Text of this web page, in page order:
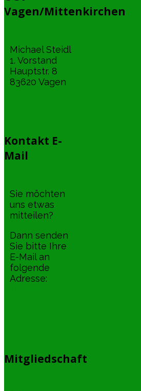
Vagen/Mittenkirchen
Michael Steidl
1. Vorstand
Hauptstr. 8
83620 Vagen
Kontakt E-
Mail
Sie möchten
uns etwas
mitteilen?
Dann senden
Sie bitte Ihre
E-Mail an
folgende
Adresse:
Mitgliedschaft